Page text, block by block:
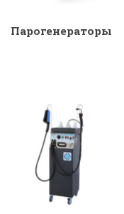
Парогенераторы